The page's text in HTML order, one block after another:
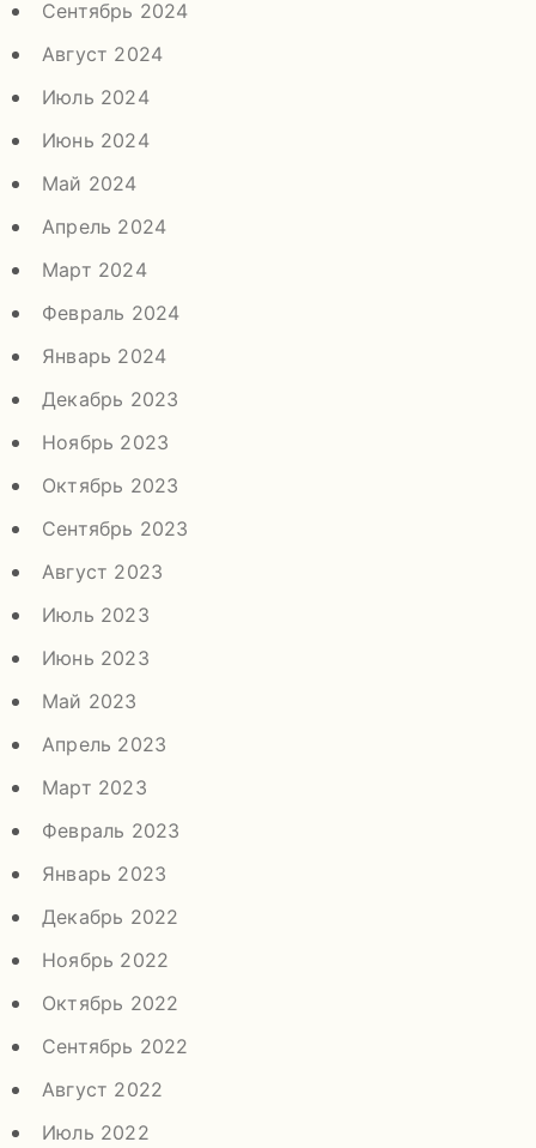
Сентябрь 2024
Август 2024
Июль 2024
Июнь 2024
Май 2024
Апрель 2024
Март 2024
Февраль 2024
Январь 2024
Декабрь 2023
Ноябрь 2023
Октябрь 2023
Сентябрь 2023
Август 2023
Июль 2023
Июнь 2023
Май 2023
Апрель 2023
Март 2023
Февраль 2023
Январь 2023
Декабрь 2022
Ноябрь 2022
Октябрь 2022
Сентябрь 2022
Август 2022
Июль 2022